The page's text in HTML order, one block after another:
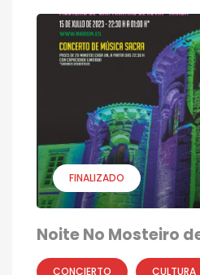
FINALIZADO
Noite No Mosteiro
CONCIERTO CULTURA